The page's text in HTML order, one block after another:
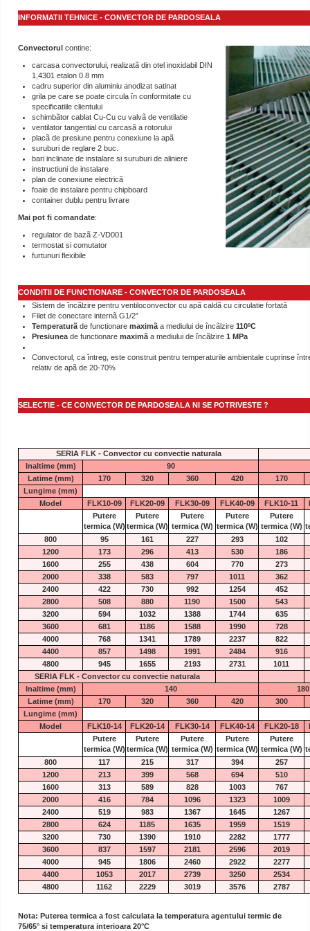
INFORMATII TEHNICE - CONVECTOR DE PARDOSEALA
Convectorul contine:
carcasa convectorului, realizatã din otel inoxidabil DIN
1,4301 etalon 0.8 mm
cadru superior din aluminiu anodizat satinat
grila pe care se poate circula în conformitate cu
specificatiile clientului
schimbãtor cablat Cu-Cu cu valvã de ventilatie
ventilator tangential cu carcasã a rotorului
placã de presiune pentru conexiune la apã
suruburi de reglare 2 buc.
bari inclinate de instalare si suruburi de aliniere
instructiuni de instalare
plan de conexiune electricã
foaie de instalare pentru chipboard
container dublu pentru livrare
Mai pot fi comandate:
regulator de bazã Z-VD001
termostat si comutator
furtunuri flexibile
CONDITII DE FUNCTIONARE - CONVECTOR DE PARDOSEALA
Sistem de încãlzire pentru ventiloconvector cu apã caldã cu circulatie fortatã
Filet de conectare internã G1/2”
Temperaturã de functionare maximã a mediului de încãlzire 110ºC
Presiunea de functionare maximã a mediului de încãlzire 1 MPa
Convectorul, ca întreg, este construit pentru temperaturile ambientale cuprinse
relativ de apã de 20-70%
SELECTIE - CE CONVECTOR DE PARDOSEALA NI SE POTRIVESTE ?
SERIA FLK - Convector cu convectie naturala
Inaltime (mm)
90
Latime (mm)
170 320 360 420
170
Lungime (mm)
Model
FLK10-09 FLK20-09 FLK30-09 FLK40-09 FLK10-11
Putere
termica(W)
Putere
termica(W)
Putere
termica(W)
Putere
termica(W)
Putere
termica(W)
800
95 161 227 293
102
1200
173 296 413 530
186
1600
255 438 604 770
273
2000
338 583 797 1011
362
2400
422 730 992 1254
452
2800
508 880 1190 1500
543
3200
594 1032 1388 1744
635
3600
681 1186 1588 1990
728
4000
768 1341 1789 2237
822
4400
857 1498 1991 2484
916
4800
945 1655 2193 2731
1011
SERIA FLK - Convector cu convectie naturala
Inaltime (mm)
140
180
Latime (mm)
170 320 360 420
300
Lungime (mm)
Model
FLK10-14 FLK20-14 FLK30-14 FLK40-14 FLK20-18
Putere
termica(W)
Putere
termica(W)
Putere
termica(W)
Putere
termica(W)
Putere
termica(W)
800
117 215 317 394
257
1200
213 399 568 694
510
1600
313 589 828 1003
767
2000
416 784 1096 1323
1009
2400
519 983 1367 1645
1267
2800
624 1185 1635 1959
1519
3200
730 1390 1910 2282
1777
3600
837 1597 2181 2596
2019
4000
945 1806 2460 2922
2277
4400
1053 2017 2739 3250
2534
4800
1162 2229 3019 3576 2787
Nota: Puterea termica a fost calculata la temperatura agentului termic de
75/65° si temperatura interioara 20°C